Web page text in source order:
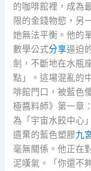
的咖啡館裡，成為
限的金錢物慾，另
她無法平衡。他的
數學公式分享逼迫
劍，不斷地在水瓶
點」。這場混亂的
啡館門口，被藍色
極醬料師》第一章
為「宇宙水餃中心
遺棄的藍色塑膠九
毫無關係。他正在
泥嘆氣。「你還不